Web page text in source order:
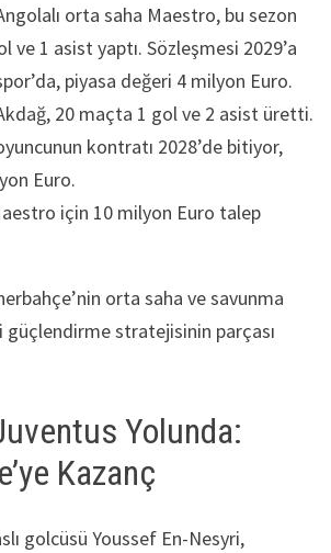
orta saha Maestro, bu sezon
ve 1 asist yaptı. Sözleşmesi 2029’a
piyasa değeri 4 milyon Euro.
20 maçta 1 gol ve 2 asist üretti.
kontratı 2028’de bitiyor,
Euro.
için 10 milyon Euro talep
orta saha ve savunma
güçlendirme stratejisinin parçası
Yolunda:
Kazanç
golcüsü Youssef En-Nesyri,